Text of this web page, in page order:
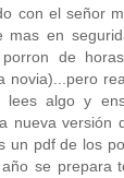
con el señor
mas en
de
novia)...pero
lees algo y
nueva versión
un pdf de los
se prepara